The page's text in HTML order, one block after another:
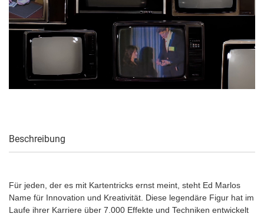
Beschreibung
Für jeden, der es mit Kartentricks ernst meint, steht Ed Marlos
Name für Innovation und Kreativität. Diese legendäre Figur hat im
Laufe ihrer Karriere über 7.000 Effekte und Techniken entwickelt